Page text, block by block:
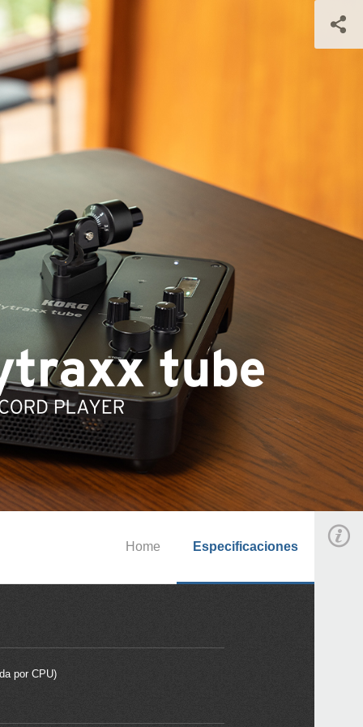
Home Especificaciones
por CPU)